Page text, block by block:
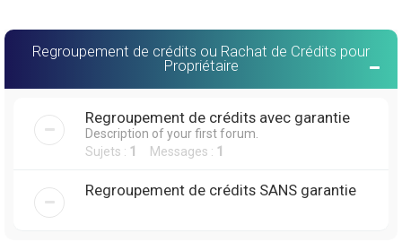
Regroupement de crédits ou Rachat de Crédits pour
Propriétaire
Regroupement de crédits avec garantie
Description of your first forum.
Sujets : 1 Messages : 1
Regroupement de crédits SANS garantie